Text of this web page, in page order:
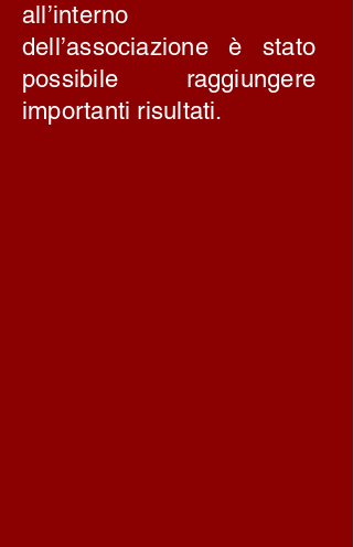
all’interno
dell’associazione è stato
possibile raggiungere
importanti risultati.